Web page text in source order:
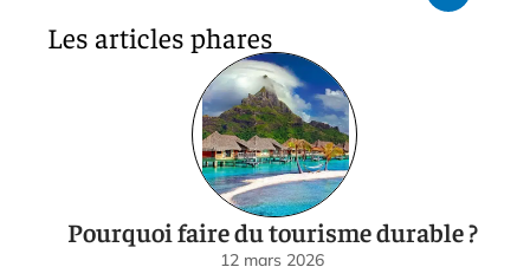
Les articles phares
Pourquoi faire du tourisme durable ?
12 mars 2026